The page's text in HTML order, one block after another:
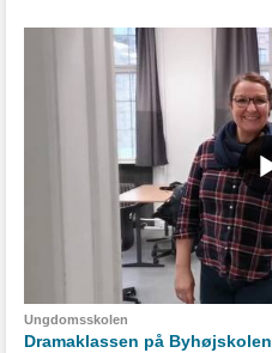
Ungdomsskolen
Dramaklassen på Byhøjskolen